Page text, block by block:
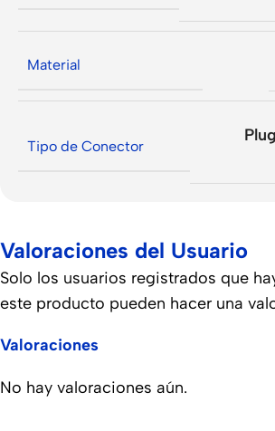
Material
Tipo de Conector
Valoraciones del Usuario
Valoraciones
No hay valoraciones aún.
Solo los usuarios registrados que
este producto pueden hacer una